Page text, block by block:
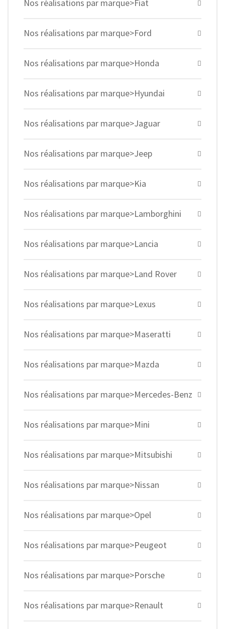
Nos réalisations par marque>Fiat
Nos réalisations par marque>Ford
Nos réalisations par marque>Honda
Nos réalisations par marque>Hyundai
Nos réalisations par marque>Jaguar
Nos réalisations par marque>Jeep
Nos réalisations par marque>Kia
Nos réalisations par marque>Lamborghini
Nos réalisations par marque>Lancia
Nos réalisations par marque>Land Rover
Nos réalisations par marque>Lexus
Nos réalisations par marque>Maseratti
Nos réalisations par marque>Mazda
Nos réalisations par marque>Mercedes-Benz
Nos réalisations par marque>Mini
Nos réalisations par marque>Mitsubishi
Nos réalisations par marque>Nissan
Nos réalisations par marque>Opel
Nos réalisations par marque>Peugeot
Nos réalisations par marque>Porsche
Nos réalisations par marque>Renault